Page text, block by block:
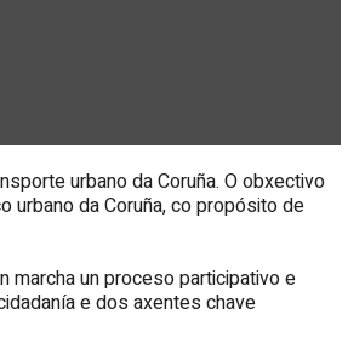
urbano da Coruña. O obxectivo
urbano da Coruña, co propósito de
marcha un proceso participativo e
e dos axentes chave